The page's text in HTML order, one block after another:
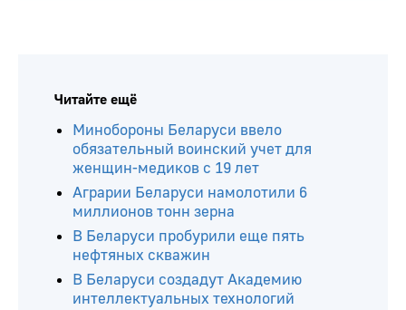
Читайте ещё
Минобороны Беларуси ввело
обязательный воинский учет для
женщин-медиков с 19 лет
Аграрии Беларуси намолотили 6
миллионов тонн зерна
В Беларуси пробурили еще пять
нефтяных скважин
В Беларуси создадут Академию
интеллектуальных технологий